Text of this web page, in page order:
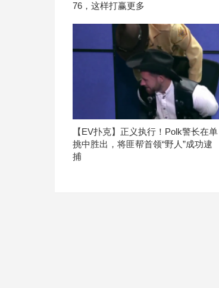
76，这样打赢更多
【EV扑克】正义执行！Polk警长在单
挑中胜出，将匪帮首领“野人”成功逮
捕